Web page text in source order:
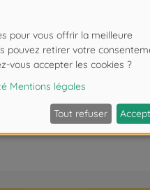
toute seule.
coffrets dressing pour
d'asphyxie lié à la